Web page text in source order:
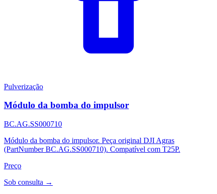
Pulverização
Módulo da bomba do impulsor
BC.AG.SS000710
Módulo da bomba do impulsor. Peça original DJI Agras
(PartNumber BC.AG.SS000710). Compatível com T25P.
Preço
Sob consulta →